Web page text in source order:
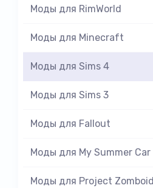
Моды для RimWorld
Моды для Minecraft
Моды для Sims 4
Моды для Sims 3
Моды для Fallout
Моды для My Summer Car
Моды для Project Zomboid